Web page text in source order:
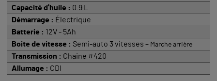
Capacité d'huile : 0.9 L
Démarrage : Électrique
Batterie : 12V - 5Ah
Boite de vitesse : Semi-auto 3 vitesses + Marche arrière
Transmission : Chaine #420
Allumage : CDI